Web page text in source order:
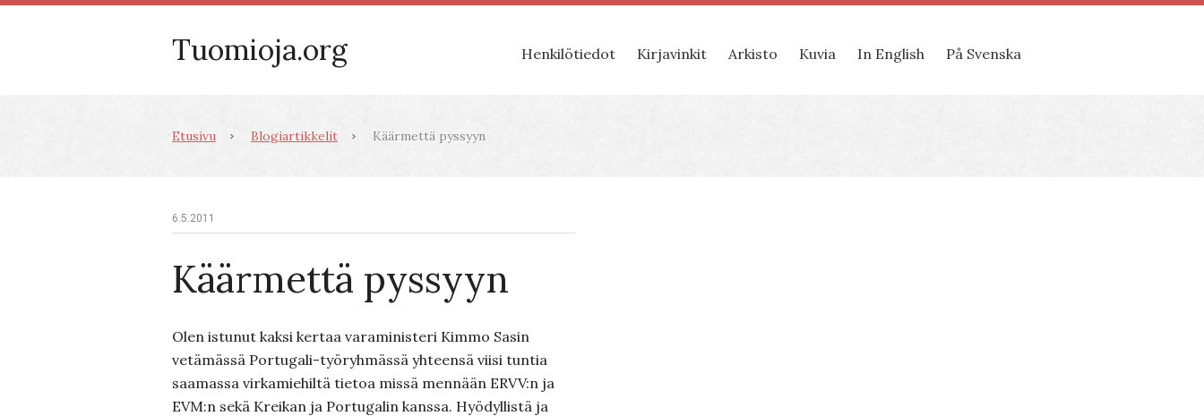
Tuomioja.org Henkilötiedot Kirjavinkit Arkisto Kuvia In English På Svenska
Etusivu Blogiartikkelit Käärmettä pyssyyn
6.5.2011
Käärmettä pyssyyn
Olen istunut kaksi kertaa varaministeri Kimmo Sasin
vetämässä Portugali-työryhmässä yhteensä viisi tuntia
saamassa virkamiehiltä tietoa missä mennään ERVV:n ja
EVM:n sekä Kreikan ja Portugalin kanssa. Hyödyllistä ja